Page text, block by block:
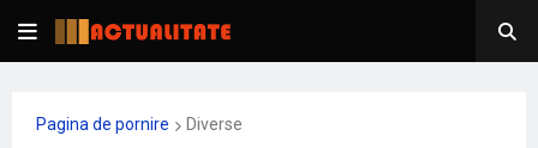
Pagina de pornire Diverse